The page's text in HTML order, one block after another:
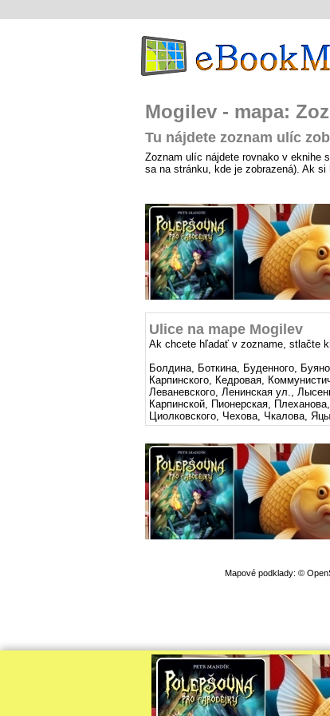
Mogilev - mapa:
Tu nájdete zoznam ulíc
Zoznam ulíc nájdete rovnako v eknihe
sa na stránku, kde je zobrazená). Ak
Ulice na mape Mogilev
Ak chcete hľadať v zozname, stlačte
Болдина, Боткина, Буденного,
Карпинского, Кедровая,
Леваневского, Ленинская ул.,
Карпинской, Пионерская,
Циолковского, Чехова, Чкалова,
Mapové podklady: ©